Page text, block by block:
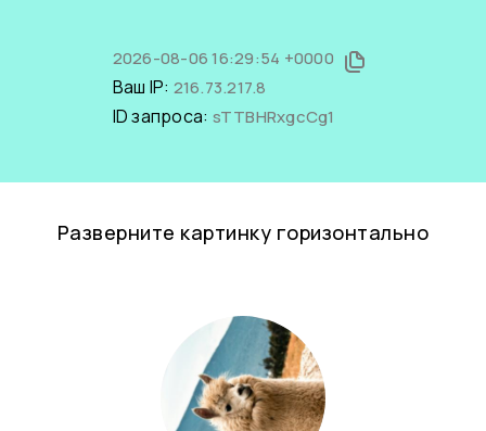
2026-08-06 16:29:54 +0000
Ваш IP: 216.73.217.8
ID запроса: sTTBHRxgcCg1
Разверните картинку горизонтально